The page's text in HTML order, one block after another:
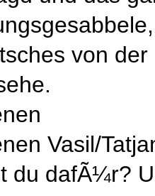
von der
Vasil/
du dafÃ¼r?